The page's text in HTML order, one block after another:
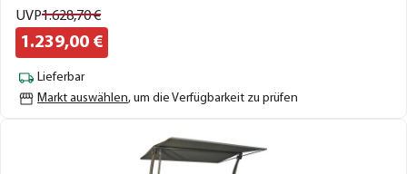
UVP1.628,70€
1.239,00 €
Lieferbar
Markt auswählen, um die Verfügbarkeit zu prüfen